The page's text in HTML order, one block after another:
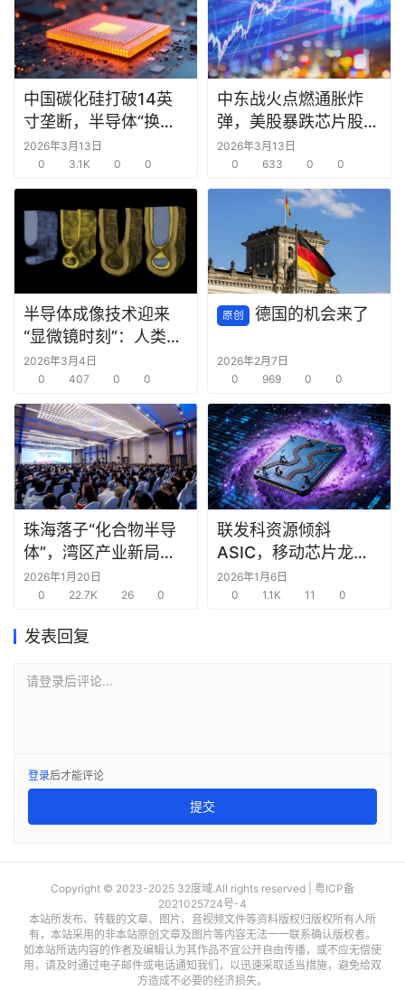
中国碳化硅打破14英
寸垄断，半导体“换道
超车”时机已至？
2026年3月13日
0
3.1K 0 0
中东战火点燃通胀炸
弹，美股暴跌芯片股领
跌
2026年3月13日
0
633 0 0
半导体成像技术迎来
“显微镜时刻”：人类首
次看清芯片内部“鼠咬”
缺陷
2026年3月4日
0
407 0 0
原创 德国的机会来了
2026年2月7日
0
969 0 0
珠海落子“化合物半导
体”，湾区产业新局锚
定“生态决胜”
2026年1月20日
0
22.7K 26 0
联发科资源倾斜
ASIC，移动芯片龙头
主动求变
2026年1月6日
0
1.1K 11 0
发表回复
请登录后评论...
登录后才能评论
提交
Copyright © 2023-2025 32度域.All rights reserved | 粤ICP备
2021025724号-4
本站所发布、转载的文章、图片、音视频文件等资料版权归版权所有人所
有，本站采用的非本站原创文章及图片等内容无法一一联系确认版权者。
如本站所选内容的作者及编辑认为其作品不宜公开自由传播，或不应无偿使
用，请及时通过电子邮件或电话通知我们，以迅速采取适当措施，避免给双
方造成不必要的经济损失。